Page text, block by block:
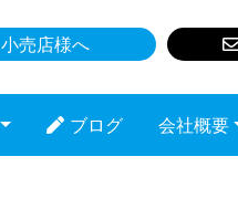
小売店様へ
ブログ 会社概要